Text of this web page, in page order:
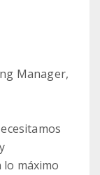
Manager,
lo máximo